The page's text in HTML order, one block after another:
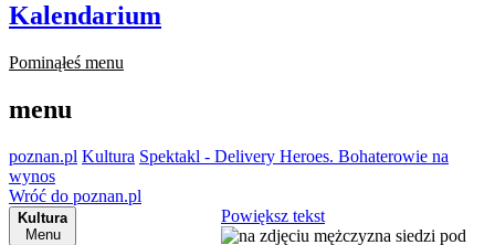
Kalendarium
Pominąłeś menu
menu
poznan.pl Kultura Spektakl - Delivery Heroes. Bohaterowie na
wynos
Wróć do poznan.pl
Kultura
Menu
Powiększ tekst